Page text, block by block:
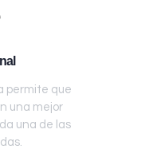
permite que
una mejor
una de las